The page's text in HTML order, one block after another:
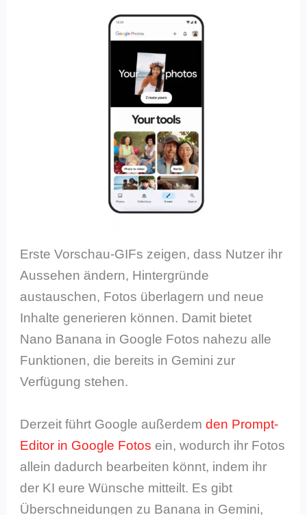
Erste Vorschau-GIFs zeigen, dass Nutzer ihr
Aussehen ändern, Hintergründe
austauschen, Fotos überlagern und neue
Inhalte generieren können. Damit bietet
Nano Banana in Google Fotos nahezu alle
Funktionen, die bereits in Gemini zur
Verfügung stehen.
Derzeit führt Google außerdemden Prompt-
Editor in Google Fotos ein, wodurch ihr Fotos
allein dadurch bearbeiten könnt, indem ihr
der KI eure Wünsche mitteilt. Es gibt
Überschneidungen zu Banana in Gemini,